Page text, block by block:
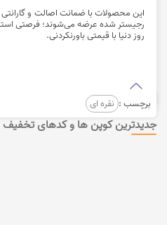
رجیستر شده عرضه می‌شوند؛ فرصتی
روز دنیا با قیمتی باورنکردنی.
برچسب : نقره ای
جدیدترین کوپن ها و کدهای تخفیف